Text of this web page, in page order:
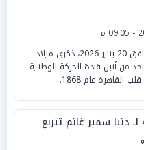
تحل اليوم الثلاثاء، الموافق 20 يناير 2026، ذكرى ميلاد
من أنبل قادة الحركة الوطنية
عام 1868.
دنيا سمير غانم تتربع